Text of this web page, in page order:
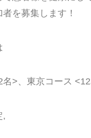
を募集します！
名>、東京コース
,